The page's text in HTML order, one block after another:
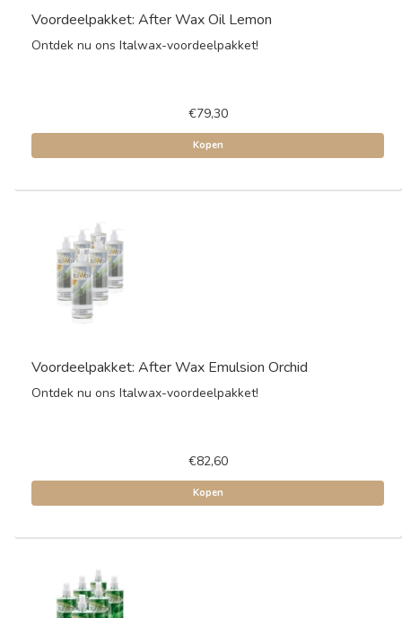
Voordeelpakket: After Wax Oil Lemon
Ontdek nu ons Italwax-voordeelpakket!
€79,30
Kopen
Voordeelpakket: After Wax Emulsion Orchid
Ontdek nu ons Italwax-voordeelpakket!
€82,60
Kopen